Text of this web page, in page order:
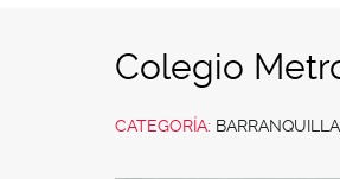
Colegio
CATEGORÍA: BARRANQUILLA